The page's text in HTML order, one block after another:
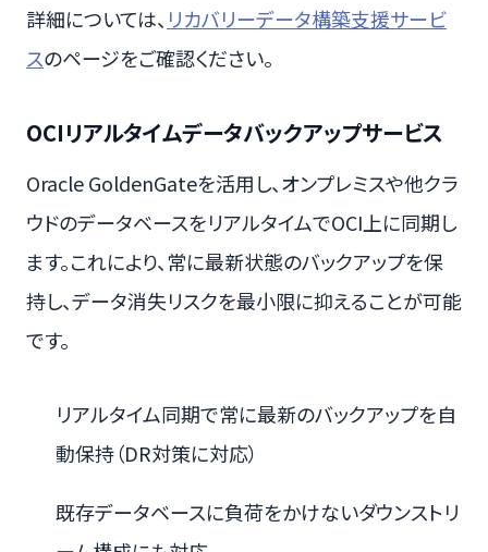
詳細については、 リカバリーデータ構築支援サービ
スのページをご確認ください。
OCIリアルタイムデータバックアップサービス
Oracle GoldenGateを活用し、オンプレミスや他クラ
ウドのデータベースをリアルタイムでOCI上に同期し
ます。これにより、常に最新状態のバックアップを保
持し、データ消失リスクを最小限に抑えることが可能
です。
リアルタイム同期で常に最新のバックアップを自
動保持（DR対策に対応）
既存データベースに負荷をかけないダウンストリ